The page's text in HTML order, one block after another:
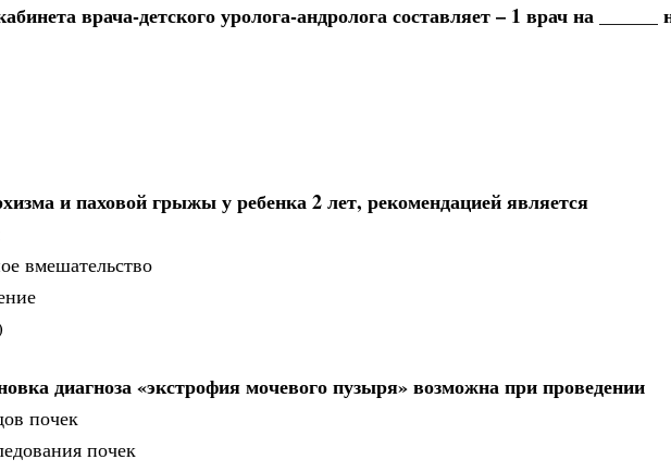
врача-детского уролога-андролога составляет – 1 врач на ______
и паховой грыжы у ребенка 2 лет, рекомендацией является
вмешательство
диагноза «экстрофия мочевого пузыря» возможна при проведении
почек
почек